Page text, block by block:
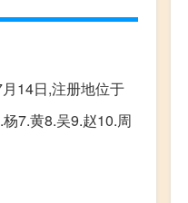
14日,注册地位于
7.黄8.吴9.赵10.周